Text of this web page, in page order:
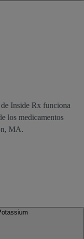
de Inside Rx funciona
los medicamentos
MA.